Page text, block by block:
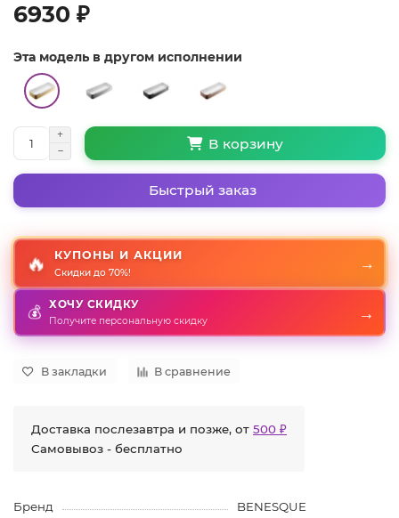
6930 ₽
Эта модель в другом исполнении
В корзину
Быстрый заказ
🔥 КУПОНЫ И АКЦИИ
Скидки до 70%!
→
💰 ХОЧУ СКИДКУ
Получите персональную скидку →
В закладки В сравнение
Доставка послезавтра и позже, от 500 ₽
Самовывоз - бесплатно
Бренд
BENESQUE